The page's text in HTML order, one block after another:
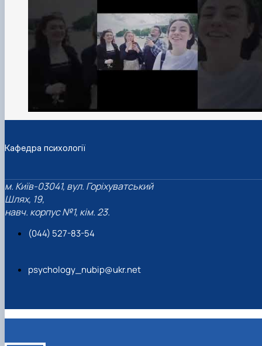
Кафедра психології
м. Київ-03041, вул. Горіхуватський
Шлях, 19,
навч. корпус №1, кім. 23.
(044) 527-83-54
psychology_nubip@ukr.net